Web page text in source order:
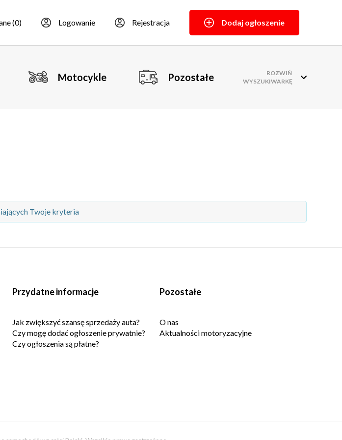
(0) Logowanie Rejestracja Dodaj ogłoszenie
Motocykle Pozostałe
ROZWIŃ
WYSZUKIWARKĘ
Twoje kryteria
Przydatne informacje
Jak zwiększyć szansę sprzedaży auta?
Czy mogę dodać ogłoszenie prywatnie?
Czy ogłoszenia są płatne?
Pozostałe
O nas
Aktualności motoryzacyjne